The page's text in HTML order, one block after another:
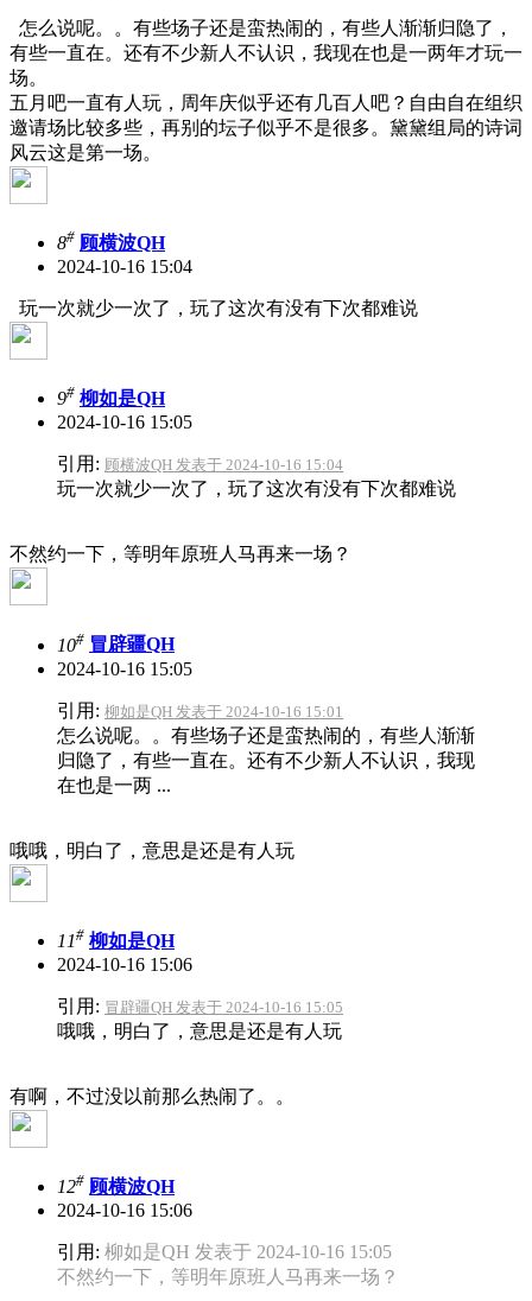
怎么说呢。。有些场子还是蛮热闹的，有些人渐渐归隐了，
有些一直在。还有不少新人不认识，我现在也是一两年才玩一
场。
五月吧一直有人玩，周年庆似乎还有几百人吧？自由自在组织
邀请场比较多些，再别的坛子似乎不是很多。黛黛组局的诗词
风云这是第一场。
8# 顾横波QH
2024-10-16 15:04
玩一次就少一次了，玩了这次有没有下次都难说
9# 柳如是QH
2024-10-16 15:05
引用: 顾横波QH 发表于 2024-10-16 15:04
玩一次就少一次了，玩了这次有没有下次都难说
不然约一下，等明年原班人马再来一场？
10# 冒辟疆QH
2024-10-16 15:05
引用: 柳如是QH 发表于 2024-10-16 15:01
怎么说呢。。有些场子还是蛮热闹的，有些人渐渐
归隐了，有些一直在。还有不少新人不认识，我现
在也是一两 ...
哦哦，明白了，意思是还是有人玩
11# 柳如是QH
2024-10-16 15:06
引用: 冒辟疆QH 发表于 2024-10-16 15:05
哦哦，明白了，意思是还是有人玩
有啊，不过没以前那么热闹了。。
12# 顾横波QH
2024-10-16 15:06
引用: 柳如是QH 发表于 2024-10-16 15:05
不然约一下，等明年原班人马再来一场？